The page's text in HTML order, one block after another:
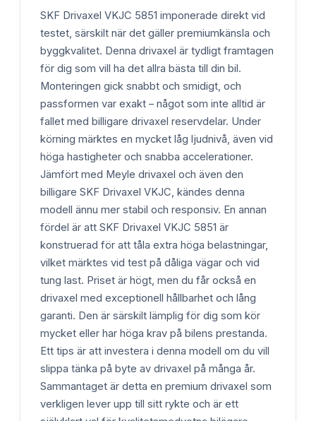
SKF Drivaxel VKJC 5851 imponerade direkt vid
testet, särskilt när det gäller premiumkänsla och
byggkvalitet. Denna drivaxel är tydligt framtagen
för dig som vill ha det allra bästa till din bil.
Monteringen gick snabbt och smidigt, och
passformen var exakt – något som inte alltid är
fallet med billigare drivaxel reservdelar. Under
körning märktes en mycket låg ljudnivå, även vid
höga hastigheter och snabba accelerationer.
Jämfört med Meyle drivaxel och även den
billigare SKF Drivaxel VKJC, kändes denna
modell ännu mer stabil och responsiv. En annan
fördel är att SKF Drivaxel VKJC 5851 är
konstruerad för att tåla extra höga belastningar,
vilket märktes vid test på dåliga vägar och vid
tung last. Priset är högt, men du får också en
drivaxel med exceptionell hållbarhet och lång
garanti. Den är särskilt lämplig för dig som kör
mycket eller har höga krav på bilens prestanda.
Ett tips är att investera i denna modell om du vill
slippa tänka på byte av drivaxel på många år.
Sammantaget är detta en premium drivaxel som
verkligen lever upp till sitt rykte och är ett